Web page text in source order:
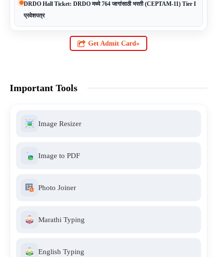
DRDO Hall Ticket: DRDO मध्ये 764 जागांसाठी भरती (CEPTAM-11) Tier I
प्रवेशपत्र
Get Admit Card»
Important Tools
Image Resizer
Image to PDF
Photo Joiner
Marathi Typing
English Typing